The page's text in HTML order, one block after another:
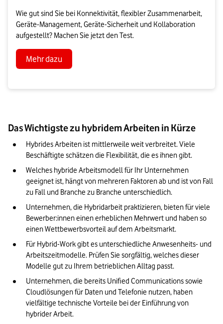
Wie gut sind Sie bei Konnektivität, flexibler Zusammenarbeit,
Geräte-Management, Geräte-Sicherheit und Kollaboration
aufgestellt? Machen Sie jetzt den Test.
Mehr dazu
Das Wichtigste zu hybridem Arbeiten in Kürze
Hybrides Arbeiten ist mittlerweile weit verbreitet. Viele
Beschäftigte schätzen die Flexibilität, die es ihnen gibt.
Welches hybride Arbeitsmodell für Ihr Unternehmen
geeignet ist, hängt von mehreren Faktoren ab und ist von Fall
zu Fall und Branche zu Branche unterschiedlich.
Unternehmen, die Hybridarbeit praktizieren, bieten für viele
Bewerber:innen einen erheblichen Mehrwert und haben so
einen Wettbewerbsvorteil auf dem Arbeitsmarkt.
Für Hybrid-Work gibt es unterschiedliche Anwesenheits- und
Arbeitszeitmodelle. Prüfen Sie sorgfältig, welches dieser
Modelle gut zu Ihrem betrieblichen Alltag passt.
Unternehmen, die bereits Unified Communications sowie
Cloudlösungen für Daten und Telefonie nutzen, haben
vielfältige technische Vorteile bei der Einführung von
hybrider Arbeit.